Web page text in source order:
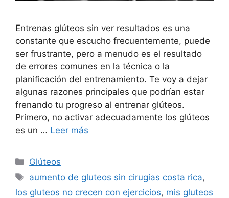
Entrenas glúteos sin ver resultados es una
constante que escucho frecuentemente, puede
ser frustrante, pero a menudo es el resultado
de errores comunes en la técnica o la
planificación del entrenamiento. Te voy a dejar
algunas razones principales que podrían estar
frenando tu progreso al entrenar glúteos.
Primero, no activar adecuadamente los glúteos
es un … Leer más
Glúteos
aumento de gluteos sin cirugias costa rica,
los gluteos no crecen con ejercicios, mis gluteos